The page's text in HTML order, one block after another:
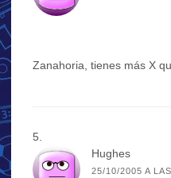
Zanahoria, tienes más X
Hughes
25/10/2005 A